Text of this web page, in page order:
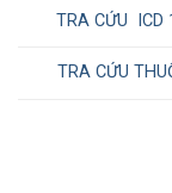
TRA CỨU ICD
TRA CỨU